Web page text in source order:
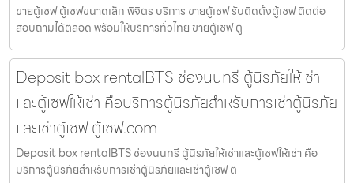
ขายตู้เซฟ ตู้เซฟขนาดเล็ก พิจิตร บริการ ขายตู้เซฟ รับติดตั้งตู้เซฟ ติดต่อ
สอบถามได้ตลอด พร้อมให้บริการทั่วไทย ขายตู้เซฟ ตู
Deposit box rentalBTS ช่องนนทรี ตู้นิรภัยให้เช่า
และตู้เซฟให้เช่า คือบริการตู้นิรภัยสำหรับการเช่าตู้นิรภัย
และเช่าตู้เซฟ ตู้เซฟ.com
Deposit box rentalBTS ช่องนนทรี ตู้นิรภัยให้เช่าและตู้เซฟให้เช่า คือ
บริการตู้นิรภัยสำหรับการเช่าตู้นิรภัยและเช่าตู้เซฟ ต